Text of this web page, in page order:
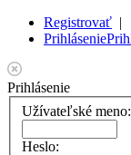
Registrovať |
Prihlásenie
Prihlásenie
Užívateľské meno:
Heslo: